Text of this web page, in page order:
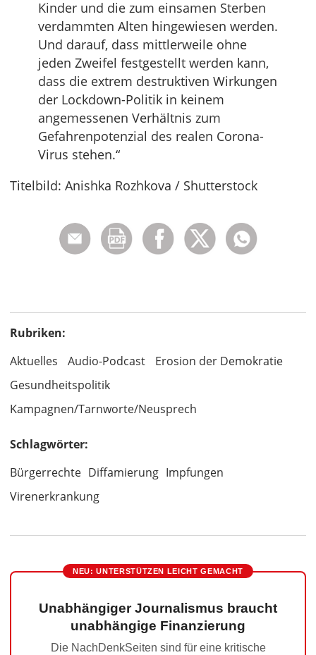
Kinder und die zum einsamen Sterben
verdammten Alten hingewiesen werden.
Und darauf, dass mittlerweile ohne
jeden Zweifel festgestellt werden kann,
dass die extrem destruktiven Wirkungen
der Lockdown-Politik in keinem
angemessenen Verhältnis zum
Gefahrenpotenzial des realen Corona-
Virus stehen.“
Titelbild: Anishka Rozhkova / Shutterstock
Rubriken:
Aktuelles
Audio-Podcast
Erosion der Demokratie
Gesundheitspolitik
Kampagnen/Tarnworte/Neusprech
Schlagwörter:
Bürgerrechte Diffamierung Impfungen
Virenerkrankung
NEU: UNTERSTÜTZEN LEICHT GEMACHT
Unabhängiger Journalismus braucht
unabhängige Finanzierung
Die NachDenkSeiten sind für eine kritische